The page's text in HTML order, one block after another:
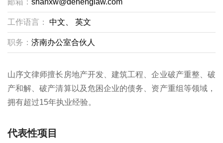
邮箱： shanxw@dehenglaw.com
工作语言： 中文、 英文
职务： 济南办公室合伙人
山序文律师擅长房地产开发、建筑工程、企业破产重整、破
产和解、破产清算以及危困企业的债务、资产重组等领域，
拥有超过15年执业经验。
代表性项目